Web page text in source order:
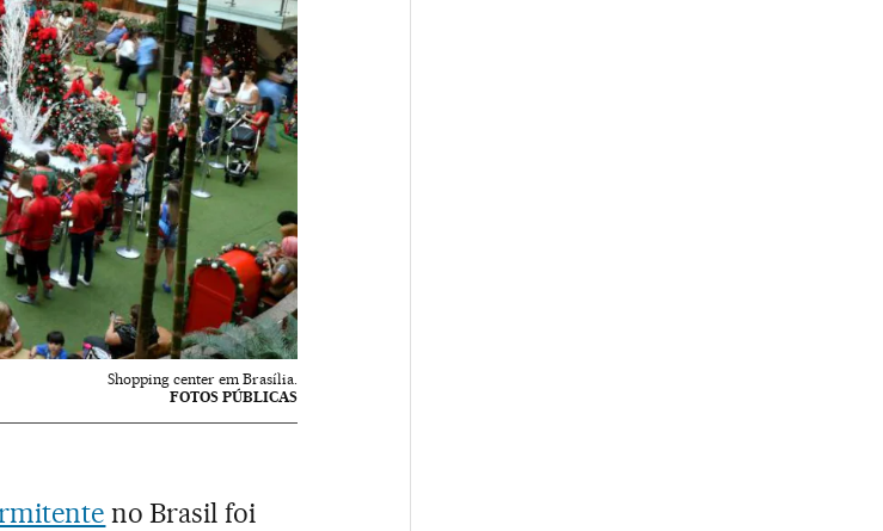
Shopping center em Brasília.
FOTOS PÚBLICAS
no Brasil foi